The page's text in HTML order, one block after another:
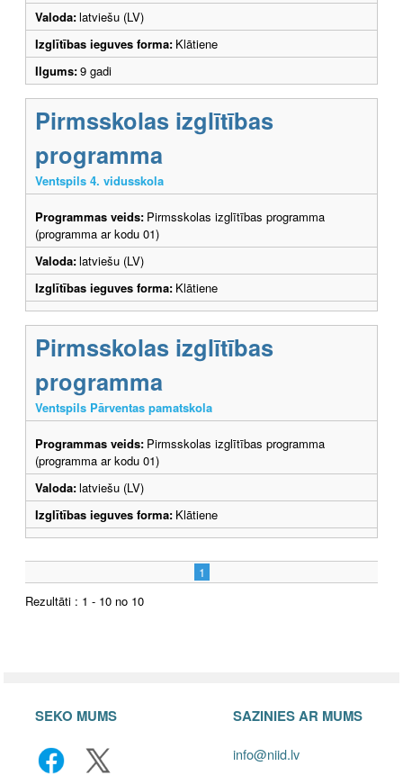
Valoda:latviešu (LV)
Izglītības ieguves forma: Klātiene
Ilgums:9 gadi
Pirmsskolas izglītības
programma
Ventspils 4. vidusskola
Programmas veids: Pirmsskolas izglītības programma
(programma ar kodu 01)
Valoda:latviešu (LV)
Izglītības ieguves forma: Klātiene
Pirmsskolas izglītības
programma
Ventspils Pārventas pamatskola
Programmas veids: Pirmsskolas izglītības programma
(programma ar kodu 01)
Valoda:latviešu (LV)
Izglītības ieguves forma: Klātiene
1
Rezultāti : 1 - 10 no 10
SEKO MUMS SAZINIES AR MUMS
info@niid.lv